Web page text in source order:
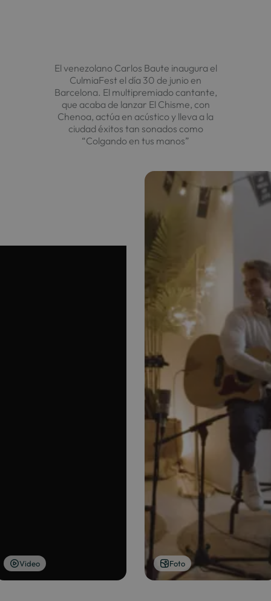
El venezolano Carlos Baute inaugura el
CulmiaFest el día 30 de junio en
Barcelona. El multipremiado cantante,
que acaba de lanzar El Chisme, con
Chenoa, actúa en acústico y lleva a la
ciudad éxitos tan sonados como
“Colgando en tus manos”
Video Foto